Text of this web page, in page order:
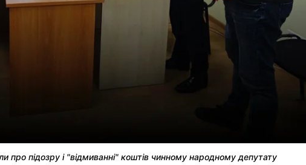
про підозру і "відмиванні" коштів чинному народному депутату